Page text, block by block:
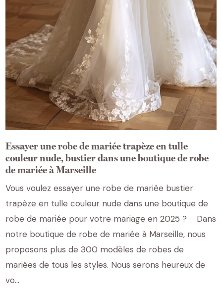
Essayer une robe de mariée trapèze en tulle
couleur nude, bustier dans une boutique de robe
de mariée à Marseille
Vous voulez essayer une robe de mariée bustier
trapèze en tulle couleur nude dans une boutique de
robe de mariée pour votre mariage en 2025 ? Dans
notre boutique de robe de mariée à Marseille, nous
proposons plus de 300 modèles de robes de
mariées de tous les styles. Nous serons heureux de
vo...